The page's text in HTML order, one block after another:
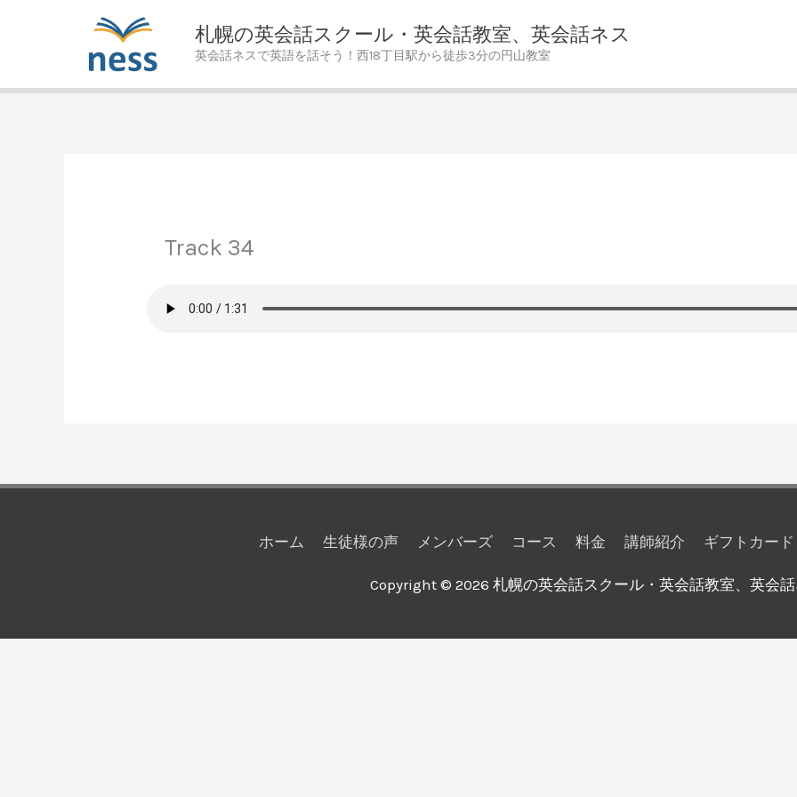
札幌の英会話スクール・英会話教室、英会話ネス
英会話ネスで英語を話そう！西18丁目駅から徒歩3分の円山教室
Track 34
ホーム 生徒様の声 メンバーズ コース 料金 講師紹介 ギフトカード
Copyright © 2026 札幌の英会話スクール・英会話教室、英会